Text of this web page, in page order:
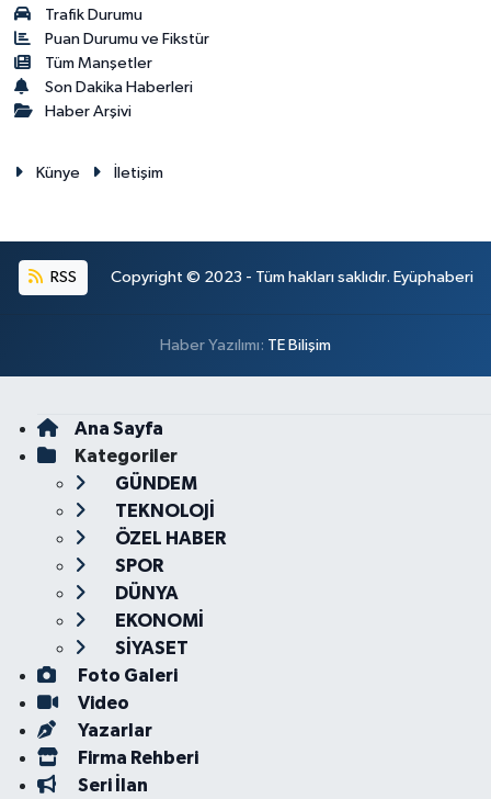
Trafik Durumu
Puan Durumu ve Fikstür
Tüm Manşetler
Son Dakika Haberleri
Haber Arşivi
Künye İletişim
RSS Copyright © 2023 - Tüm hakları saklıdır. Eyüphaberi
Haber Yazılımı: TE Bilişim
Ana Sayfa
Kategoriler
GÜNDEM
TEKNOLOJİ
ÖZEL HABER
SPOR
DÜNYA
EKONOMİ
SİYASET
Foto Galeri
Video
Yazarlar
Firma Rehberi
Seri İlan